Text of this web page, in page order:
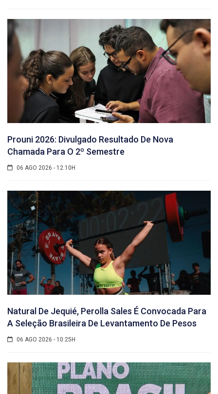
Prouni 2026: Divulgado Resultado De Nova
Chamada Para O 2º Semestre
06 AGO 2026 - 12:10H
Natural De Jequié, Perolla Sales É Convocada Para
A Seleção Brasileira De Levantamento De Pesos
06 AGO 2026 - 10:25H